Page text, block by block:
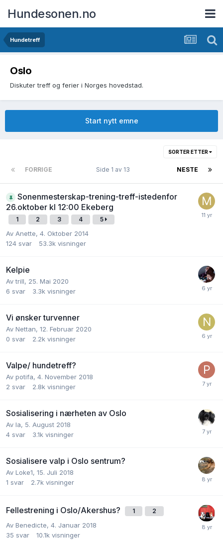
Hundesonen.no
Hundetreff
Oslo
Diskuter treff og ferier i Norges hovedstad.
Start nytt emne
SORTER ETTER
FORRIGE NESTE
Side 1 av 13
Sonenmesterskap-trening-treff-istedenfor
26.oktober kl 12:00 Ekeberg
1 2 3 4 5
Av Anette, 4. Oktober 2014
124 svar 53.3k visninger
Kelpie
Avtrill, 25. Mai 2020
6 svar 3.3k visninger
Vi ønsker turvenner
Av Nettan, 12. Februar 2020
0 svar 2.2k visninger
Valpe/ hundetreff?
Av potifa, 4. November 2018
2 svar 2.8k visninger
Sosialisering i nærheten av Oslo
Av Ia, 5. August 2018
4 svar 3.1k visninger
Sosialisere valp i Oslo sentrum?
Av Loke1, 15. Juli 2018
1 svar 2.7k visninger
Fellestrening i Oslo/Akershus? 1 2
Av Benedicte, 4. Januar 2018
35 svar 10.1k visninger